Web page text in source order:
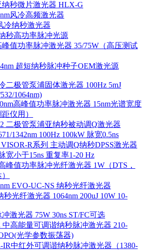
纳秒微片激光器 HLX-G
风冷高频激光器
冷纳秒激光器
秒高功率脉冲光源
峰值功率脉冲激光器 35/75W（高压测试
超短纳秒脉冲种子OEM激光源
二极管泵浦固体激光器 100Hz 5mJ
1064nm)
高峰值功率脉冲激光器 15nm光谱宽度
距仪用）
二极管泵浦亚纳秒被动调Q激光器
1342nm 100Hz 100kW 脉宽0.5ns
R系列 主动调Q纳秒DPSS激光器
宽小于15ns 重复率1-20 Hz
峰值功率脉冲光纤激光器 1W（DTS，
EVO-UC-NS 纳秒光纤激光器
光纤激光器 1064nm 200uJ 10W 10-
冲激光器 75W 30ns ST/FC可选
中高能量可调谐纳秒脉冲激光器 210-
光学参数振荡器)
IR中红外可调谐纳秒脉冲激光器（1380-